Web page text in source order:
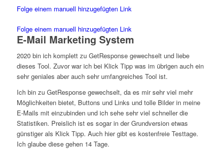
Folge einem manuell hinzugefügten Link
Folge einem manuell hinzugefügten Link
E-Mail Marketing System
2020 bin ich komplett zu GetResponse gewechselt und liebe
dieses Tool. Zuvor war ich bei Klick Tipp was im übrigen auch ein
sehr geniales aber auch sehr umfangreiches Tool ist.
Ich bin zu GetResponse gewechselt, da es mir sehr viel mehr
Möglichkeiten bietet, Buttons und Links und tolle Bilder in meine
E-Mails mit einzubinden und ich sehe sehr viel schneller die
Statistiken. Preislich ist es sogar in der Grundversion etwas
günstiger als Klick Tipp. Auch hier gibt es kostenfreie Testtage.
Ich glaube diese gehen 14 Tage.